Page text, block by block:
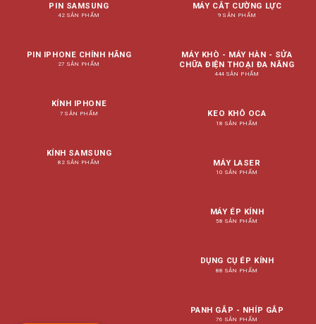
PIN SAMSUNG
42 SẢN PHẨM
PIN IPHONE CHÍNH HÃNG
27 SẢN PHẨM
KÍNH IPHONE
7 SẢN PHẨM
KÍNH SAMSUNG
82 SẢN PHẨM
MÁY CẮT CƯỜNG LỰC
9 SẢN PHẨM
MÁY KHÒ - MÁY HÀN - SỬA
CHỮA ĐIỆN THOẠI ĐA NĂNG
444 SẢN PHẨM
KEO KHÔ OCA
18 SẢN PHẨM
MÁY LASER
10 SẢN PHẨM
MÁY ÉP KÍNH
58 SẢN PHẨM
DỤNG CỤ ÉP KÍNH
88 SẢN PHẨM
PANH GẮP - NHÍP GẮP
76 SẢN PHẨM